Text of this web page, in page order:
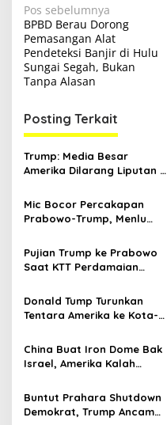
N
a
v
i
a
s
i
o
Pos sebelumnya
BPBD Berau Dorong
Pemasangan Alat
Pendeteksi Banjir di Hulu
Sungai Segah, Bukan
Tanpa Alasan
Posting Terkait
Trump: Media Besar
Amerika Dilarang Liputan di
Mic Bocor Percakapan
Prabowo-Trump, Menlu
Lah Ya
Pujian Trump ke Prabowo
Saat KTT Perdamaian
yang Bocor
Donald Tump Turunkan
Tentara Amerika ke Kota-
Makar
China Buat Iron Dome Bak
Israel, Amerika Kalah
Buntut Prahara Shutdown
Demokrat, Trump Ancam